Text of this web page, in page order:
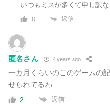
いつもミスが多くて申し訳
0 返信
匿名さん 4 years ago
一カ月くらいのこのゲームの
せられてるわ
2 返信